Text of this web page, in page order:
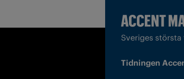
Sveriges
Tidningen